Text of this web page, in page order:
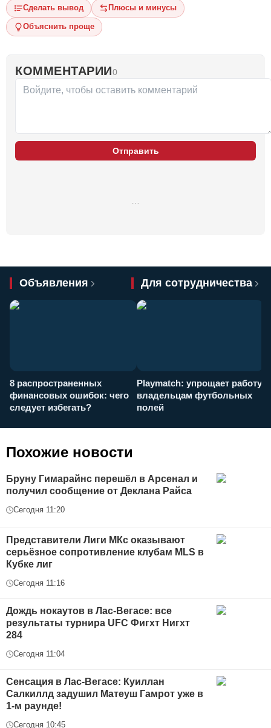
Сделать вывод Плюсы и минусы
Объяснить проще
КОММЕНТАРИИ0
Отправить
…
Объявления Для сотрудничества
8 распространенных
финансовых ошибок: чего
следует избегать?
Playmatch: упрощает работу
владельцам футбольных
полей
Похожие новости
Бруну Гимарайнс перешёл в Арсенал и
получил сообщение от Деклана Райса
Сегодня 11:20
Представители Лиги МКс оказывают
серьёзное сопротивление клубам MLS в
Кубке лиг
Сегодня 11:16
Дождь нокаутов в Лас-Вегасе: все
результаты турнира UFC Фигхт Нигхт
284
Сегодня 11:04
Сенсация в Лас-Вегасе: Куиллан
Салкиллд задушил Матеуш Гамрот уже в
1-м раунде!
Сегодня 10:45